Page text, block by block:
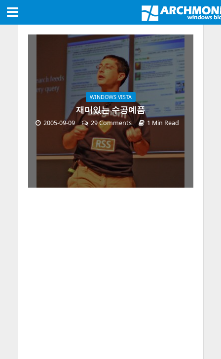
WINDOWS VISTA
재미있는 수공예품
2005-09-09 29 Comments 1 Min Read